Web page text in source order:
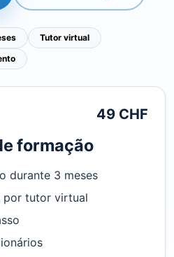
Tutor virtual
49 CHF
formação
durante 3 meses
por tutor virtual